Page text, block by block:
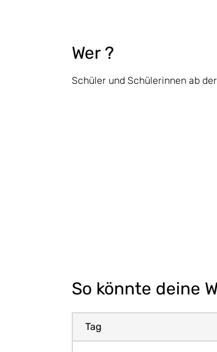
Wer ?
Schüler und Schülerinnen ab der
So könnte deine
Tag